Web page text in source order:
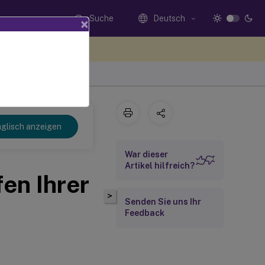
Suche Deutsch
anzeigen
Ihrer
>
War dieser
Artikel hilfreich?
Senden Sie uns Ihr
Feedback
×